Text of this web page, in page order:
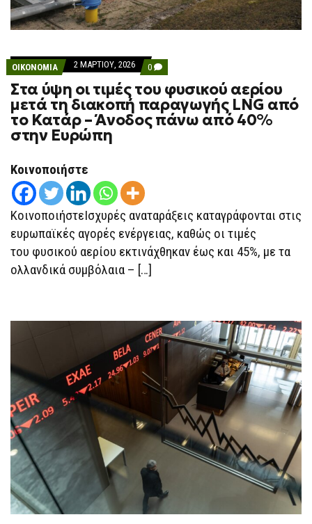
ΟΙΚΟΝΟΜΙΑ 2 ΜΑΡΤΊΟΥ, 2026 0 COMMENTS
ON
ΣΤΑ
ΎΨΗ
ΟΙ
ΤΙΜΈΣ
ΑΠΌ
ΤΟ
ΚΑΤΆΡ
ΆΝΟΔΟΣ
Στα ύψη οι τιμές του φυσικού αερίου
μετά τη διακοπή παραγωγής LNG από
το Κατάρ – Άνοδος πάνω από 40%
στην Ευρώπη
Κοινοποιήστε
ΚοινοποιήστεΙσχυρές αναταράξεις καταγράφονται στις
ευρωπαϊκές αγορές ενέργειας, καθώς οι τιμές
του φυσικού αερίου εκτινάχθηκαν έως και 45%, με τα
ολλανδικά συμβόλαια – […]